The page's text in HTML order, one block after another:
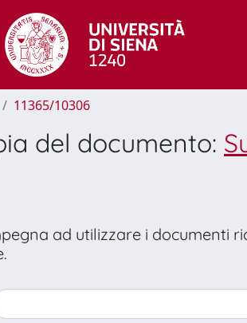
11365/10306
del documento:
ad utilizzare i documenti